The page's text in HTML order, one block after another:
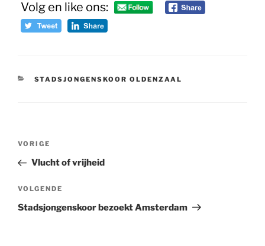
Volg en like ons:
CATEGORIEËN
STADSJONGENSKOOR OLDENZAAL
Bericht
Vorig
bericht
VORIGE
Vlucht of vrijheid
Volgend
bericht
VOLGENDE
Stadsjongenskoor bezoekt Amsterdam